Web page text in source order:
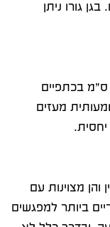
גורו ניתן
עז ננסית בוגרת מגיעה לגובה של 40-50 ס”מ בכתפיים
משמעותית מעזים
והן מצוינות עם
ביותר למפגשים